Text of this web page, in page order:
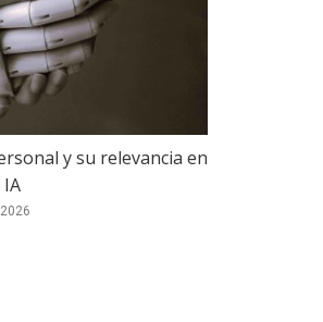
y su relevancia en
IA